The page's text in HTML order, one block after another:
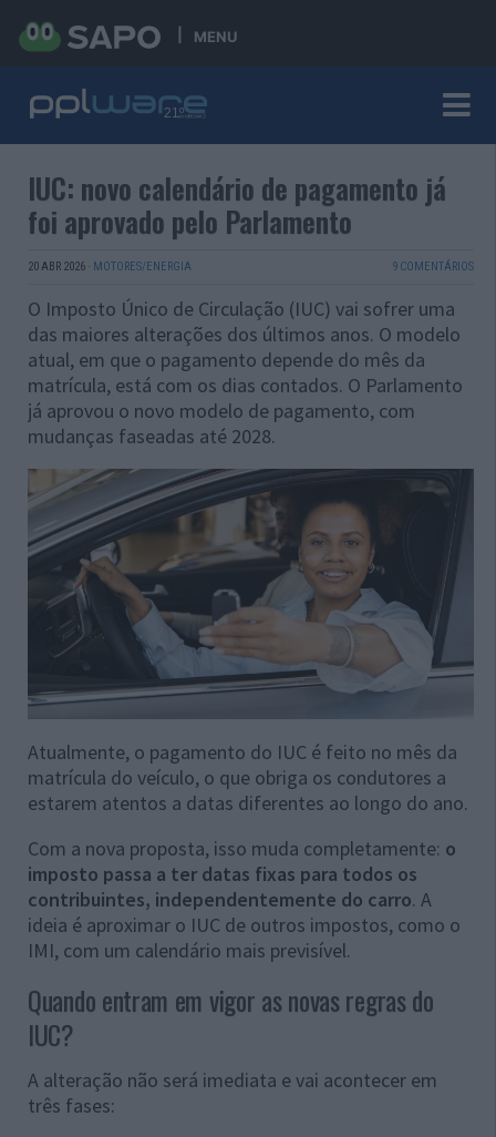
MENU
IUC: novo calendário de pagamento já
foi aprovado pelo Parlamento
20 ABR 2026 · MOTORES/ENERGIA 9 COMENTÁRIOS
O Imposto Único de Circulação (IUC) vai sofrer uma
das maiores alterações dos últimos anos. O modelo
atual, em que o pagamento depende do mês da
matrícula, está com os dias contados. O Parlamento
já aprovou o novo modelo de pagamento, com
mudanças faseadas até 2028.
Atualmente, o pagamento do IUC é feito no mês da
matrícula do veículo, o que obriga os condutores a
estarem atentos a datas diferentes ao longo do ano.
Com a nova proposta, isso muda completamente: o
imposto passa a ter datas fixas para todos os
contribuintes, independentemente do carro. A
ideia é aproximar o IUC de outros impostos, como o
IMI, com um calendário mais previsível.
Quando entram em vigor as novas regras do
IUC?
A alteração não será imediata e vai acontecer em
três fases: